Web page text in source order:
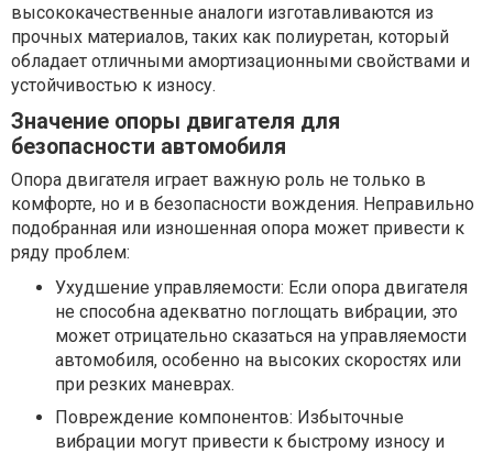
высококачественные аналоги изготавливаются из
прочных материалов, таких как полиуретан, который
обладает отличными амортизационными свойствами и
устойчивостью к износу.
Значение опоры двигателя для
безопасности автомобиля
Опора двигателя играет важную роль не только в
комфорте, но и в безопасности вождения. Неправильно
подобранная или изношенная опора может привести к
ряду проблем:
Ухудшение управляемости: Если опора двигателя
не способна адекватно поглощать вибрации, это
может отрицательно сказаться на управляемости
автомобиля, особенно на высоких скоростях или
при резких маневрах.
Повреждение компонентов: Избыточные
вибрации могут привести к быстрому износу и